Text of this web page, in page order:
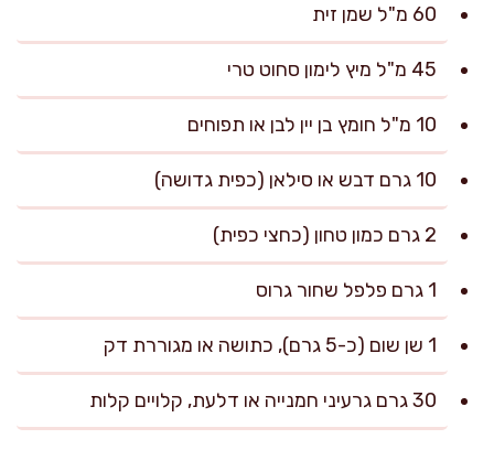
60 מ"ל שמן זית
45 מ"ל מיץ לימון סחוט טרי
10 מ"ל חומץ בן יין לבן או תפוחים
10 גרם דבש או סילאן (כפית גדושה)
2 גרם כמון טחון (כחצי כפית)
1 גרם פלפל שחור גרוס
1 שן שום (כ-5 גרם), כתושה או מגוררת דק
30 גרם גרעיני חמנייה או דלעת, קלויים קלות